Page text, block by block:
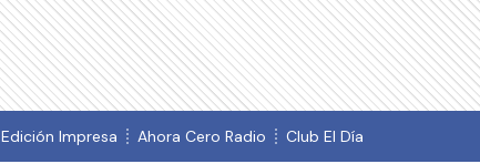
Edición Impresa Ahora Cero Radio Club El Día